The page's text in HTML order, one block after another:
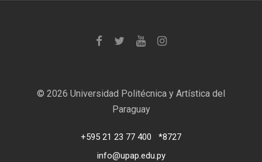
© 2026 Universidad Politécnica y Artística del
Paraguay
+595 21 23 77 400
*8727
info@upap.edu.py